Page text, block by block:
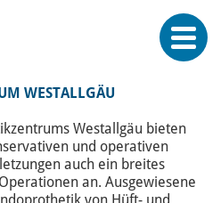
WESTALLGÄU
Westallgäu bieten
und operativen
auch ein breites
an. Ausgewiesene